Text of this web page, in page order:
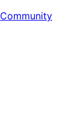
Community